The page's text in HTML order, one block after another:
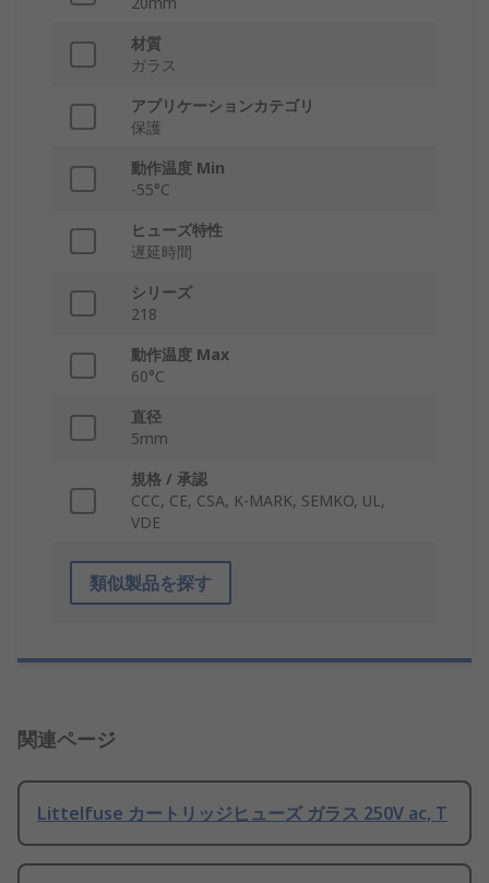
材質
ガラス
アプリケーションカテゴリ
保護
動作温度 Min
-55°C
ヒューズ特性
遅延時間
シリーズ
218
動作温度 Max
60°C
直径
5mm
規格 / 承認
CCC, CE, CSA, K-MARK, SEMKO, UL,
VDE
類似製品を探す
関連ページ
Littelfuse カートリッジヒューズ ガラス 250V ac, T